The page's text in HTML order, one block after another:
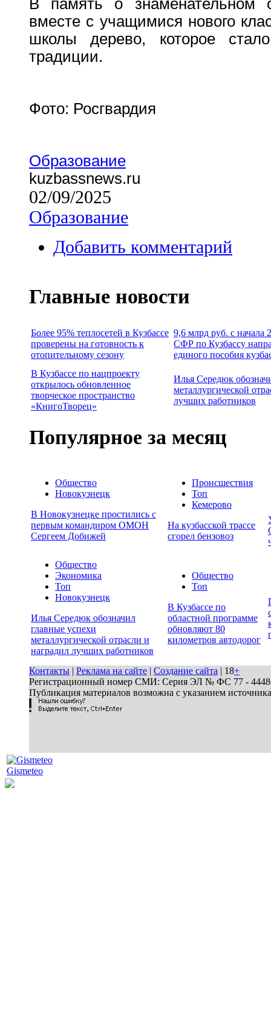
В память о знаменательном
вместе с учащимися нового
школы дерево, которое
традиции.
Фото: Росгвардия
Образование
kuzbassnews.ru
02/09/2025
Образование
Добавить комментарий
Главные новости
Более 95% теплосетей в Кузбассе
проверены на готовность к
отопительному сезону
9,6 млрд руб. с начала
СФР по Кузбассу
единого пособия
В Кузбассе по нацпроекту
открылось обновленное
творческое пространство
«КнигоТворец»
Илья Середюк
металлургической
лучших работников
Популярное за месяц
Общество
Новокузнецк
В Новокузнецке простились с
первым командиром ОМОН
Сергеем Добижей
Происшествия
Топ
Кемерово
На кузбасской трассе
сгорел бензовоз
Общество
Экономика
Топ
Новокузнецк
Илья Середюк обозначил
главные успехи
металлургической отрасли и
наградил лучших работников
Общество
Топ
В Кузбассе по
областной программе
обновляют 80
километров автодорог
Контакты | Реклама на сайте | Создание сайта | 18+
Регистрационный номер СМИ: Серия ЭЛ № ФС 77 - 44486
Публикация материалов возможна с указанием
Gismeteo